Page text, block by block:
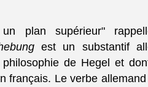
plan supérieur"
est un substantif
de Hegel et
français. Le verbe